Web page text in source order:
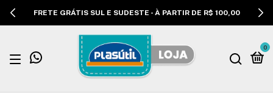
FRETE GRÁTIS SUL E SUDESTE - À PARTIR DE R$ 100,00
0